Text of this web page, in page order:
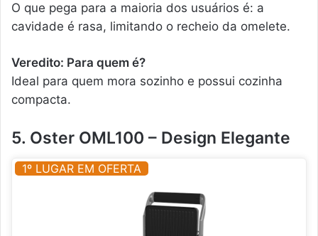
O que pega para a maioria dos usuários é: a
cavidade é rasa, limitando o recheio da omelete.
Veredito: Para quem é?
Ideal para quem mora sozinho e possui cozinha
compacta.
5. Oster OML100 – Design Elegante
1º LUGAR EM OFERTA